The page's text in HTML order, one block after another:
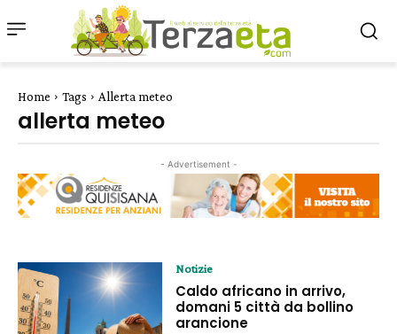
Home Tags Allerta meteo
allerta meteo
- Advertisement -
Notizie
Caldo africano in arrivo,
domani 5 città da bollino
arancione